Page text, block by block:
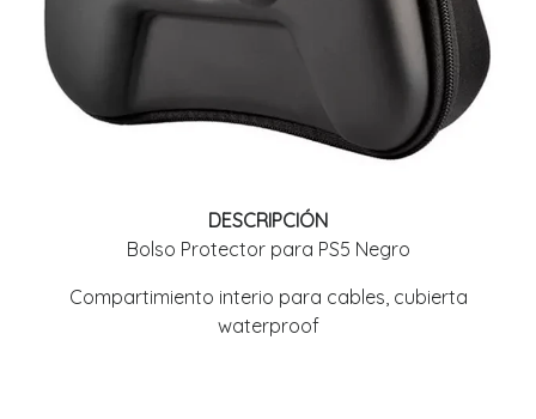
DESCRIPCIÓN
Bolso Protector para PS5 Negro
Compartimiento interio para cables, cubierta
waterproof